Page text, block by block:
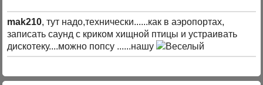
mak210, тут надо,технически......как в аэропортах,
записать саунд с криком хищной птицы и устраивать
дискотеку....можно попсу ......нашу